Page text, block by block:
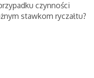
czynności
stawkom ryczałtu?